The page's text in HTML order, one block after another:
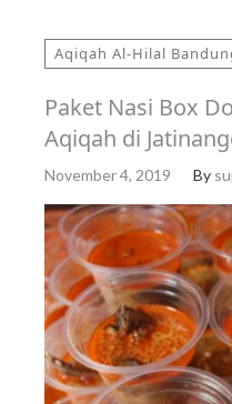
Aqiqah Al-Hilal
Paket Nasi Box
Aqiqah di
November 4, 2019 By